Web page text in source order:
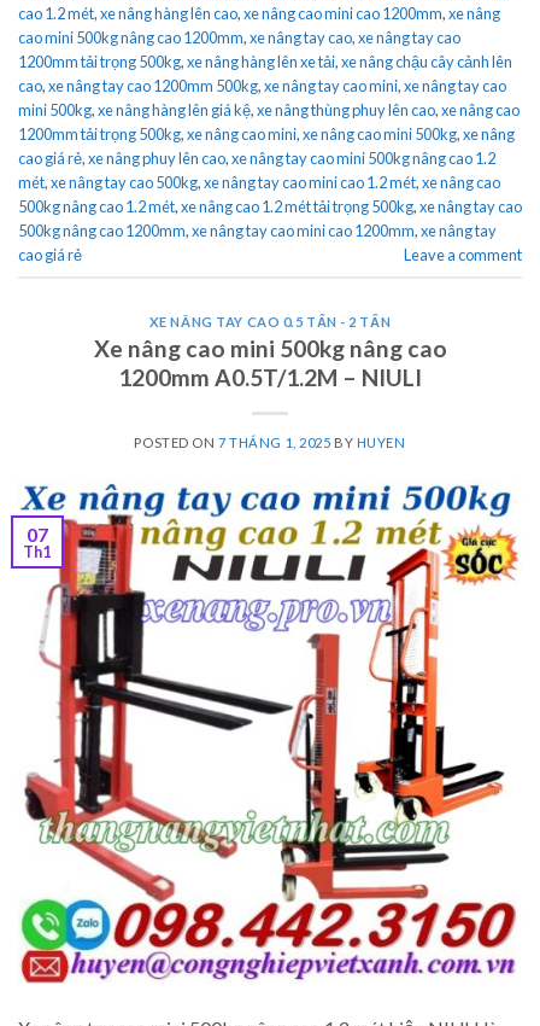
cao 1.2 mét,xe nâng hàng lên cao,xe nâng cao mini cao 1200mm,xe nâng
cao mini 500kg nâng cao 1200mm,xe nâng tay cao,xe nâng tay cao
1200mm tải trọng 500kg,xe nâng hàng lên xe tải,xe nâng chậu cây cảnh lên
cao,xe nâng tay cao 1200mm 500kg,xe nâng tay cao mini,xe nâng tay cao
mini 500kg,xe nâng hàng lên giá kệ,xe nâng thùng phuy lên cao,xe nâng cao
1200mm tải trọng 500kg,xe nâng cao mini,xe nâng cao mini 500kg,xe nâng
cao giá rẻ,xe nâng phuy lên cao,xe nâng tay cao mini 500kg nâng cao 1.2
mét,xe nâng tay cao 500kg,xe nâng tay cao mini cao 1.2 mét,xe nâng cao
500kg nâng cao 1.2 mét,xe nâng cao 1.2 mét tải trọng 500kg,xe nâng tay cao
500kg nâng cao 1200mm,xe nâng tay cao mini cao 1200mm,xe nâng tay
cao giá rẻ
Leave a comment
XE NÂNG TAY CAO 0.5 TẤN - 2 TẤN
Xe nâng cao mini 500kg nâng cao
1200mm A0.5T/1.2M – NIULI
POSTED ON7 THÁNG 1, 2025 BY HUYEN
07
Th1